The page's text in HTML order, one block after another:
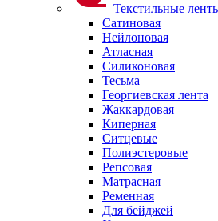
Текстильные
Сатиновая
Нейлоновая
Атласная
Силиконовая
Тесьма
Георгиевская лента
Жаккардовая
Киперная
Ситцевые
Полиэстеровые
Репсовая
Матрасная
Ременная
Для бейджей